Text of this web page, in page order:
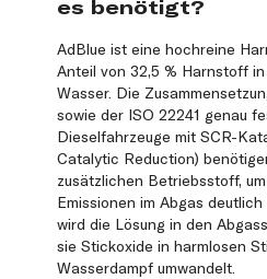
es benötigt?
AdBlue ist eine hochreine
Anteil von 32,5 % Harnstoff
Wasser. Die
sowie der ISO 22241 genau
Dieselfahrzeuge mit SCR-
Catalytic Reduction)
zusätzlichen Betriebsstoff,
Emissionen im Abgas
wird die Lösung in den
sie Stickoxide in harmlosen
Wasserdampf umwandelt.